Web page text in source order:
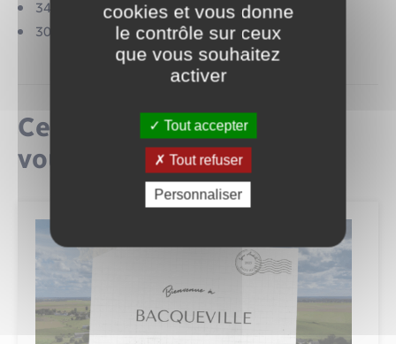
340 habitants
30 km de Rouen et 90 km de Paris
Ceci pourrait également
vous intéresser
cookies et vous donne
le contrôle sur ceux
que vous souhaitez
activer
Tout accepter
Tout refuser
Personnaliser